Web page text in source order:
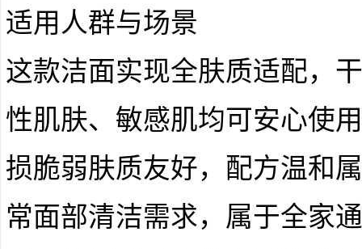
适用人群与场景
这款洁面实现全肤质适配，
性肌肤、敏感肌均可安心使
损脆弱肤质友好，配方温和
常面部清洁需求，属于全家